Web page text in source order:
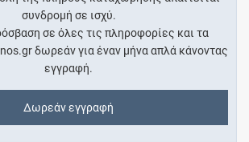
συνδρομή σε ισχύ.
σε όλες τις πληροφορίες και τα
δωρεάν για έναν μήνα απλά κάνοντας
εγγραφή.
Δωρεάν εγγραφή